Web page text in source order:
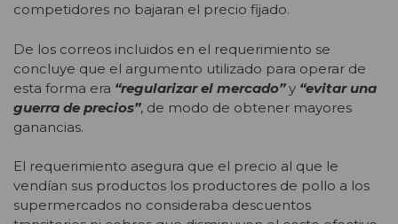
competidores no bajaran el precio fijado.
De los correos incluidos en el requerimiento se
concluye que el argumento utilizado para operar de
esta forma era “regularizar el mercado”y “evitar una
guerra de precios”, de modo de obtener mayores
ganancias.
El requerimiento asegura que el precio al que le
vendían sus productos los productores de pollo a los
supermercados no consideraba descuentos